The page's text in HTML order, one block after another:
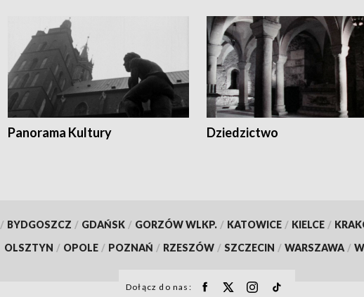
Panorama Kultury Dziedzictwo
/ BYDGOSZCZ / GDAŃSK / GORZÓW WLKP. / KATOWICE / KIELCE /
OLSZTYN / OPOLE / POZNAŃ / RZESZÓW / SZCZECIN / WARSZAWA /
Dołącz do nas: